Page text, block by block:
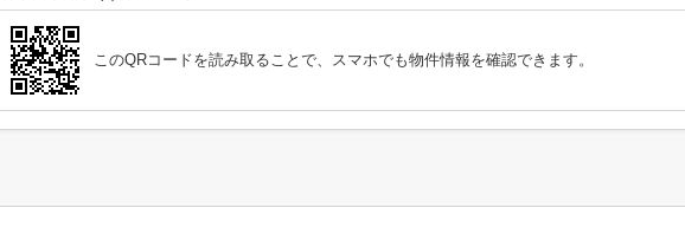
このQRコードを読み取ることで、スマホでも物件情報を確認できます。